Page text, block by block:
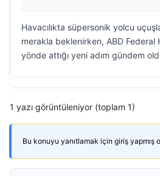
Havacılıkta süpersonik yolcu
merakla beklenirken, ABD Federal
yönde attığı yeni adım gündem
1 yazı görüntüleniyor (toplam 1)
Bu konuyu yanıtlamak için giriş yapmış